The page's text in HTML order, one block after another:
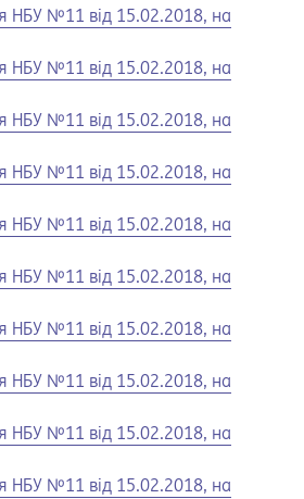
НБУ №11 від 15.02.2018, на
НБУ №11 від 15.02.2018, на
НБУ №11 від 15.02.2018, на
НБУ №11 від 15.02.2018, на
НБУ №11 від 15.02.2018, на
НБУ №11 від 15.02.2018, на
НБУ №11 від 15.02.2018, на
НБУ №11 від 15.02.2018, на
НБУ №11 від 15.02.2018, на
НБУ №11 від 15.02.2018, на